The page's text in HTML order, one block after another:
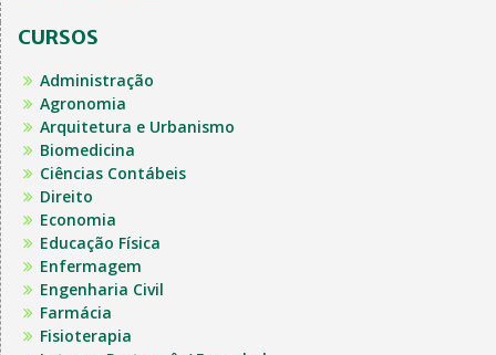
CURSOS
Administração
Agronomia
Arquitetura e Urbanismo
Biomedicina
Ciências Contábeis
Direito
Economia
Educação Física
Enfermagem
Engenharia Civil
Farmácia
Fisioterapia